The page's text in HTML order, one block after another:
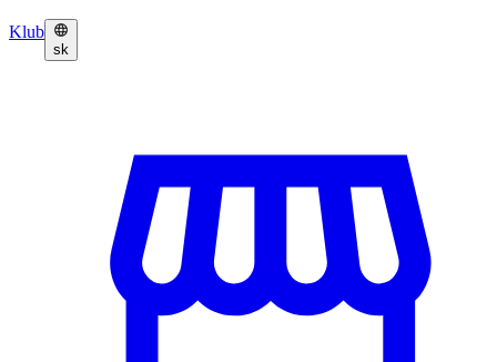
Klub
sk